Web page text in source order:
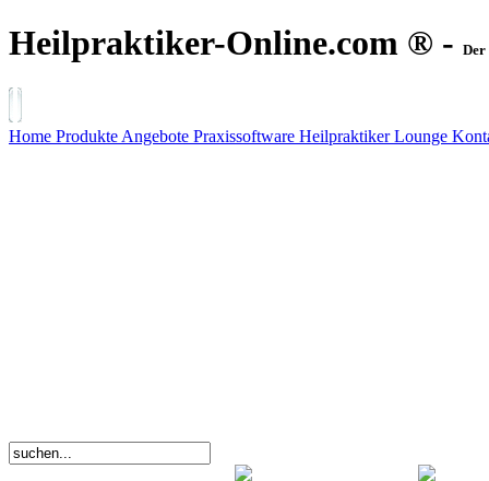
Heilpraktiker-Online.com ® - Der
Home Produkte Angebote Praxissoftware Heilpraktiker Lounge